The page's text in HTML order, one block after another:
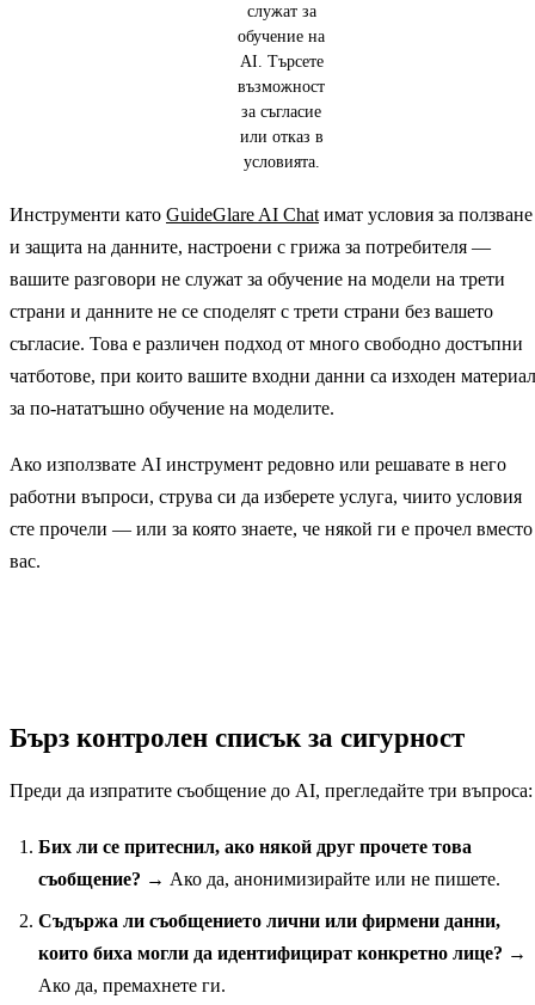
служат за
обучение на
AI. Търсете
възможност
за съгласие
или отказ в
условията.
Инструменти като GuideGlare AI Chat имат условия за ползване
и защита на данните, настроени с грижа за потребителя —
вашите разговори не служат за обучение на модели на трети
страни и данните не се споделят с трети страни без вашето
съгласие. Това е различен подход от много свободно достъпни
чатботове, при които вашите входни данни са изходен материал
за по-нататъшно обучение на моделите.
Ако използвате AI инструмент редовно или решавате в него
работни въпроси, струва си да изберете услуга, чиито условия
сте прочели — или за която знаете, че някой ги е прочел вместо
вас.
Бърз контролен списък за сигурност
Преди да изпратите съобщение до AI, прегледайте три въпроса:
Бих ли се притеснил, ако някой друг прочете това
съобщение? → Ако да, анонимизирайте или не пишете.
Съдържа ли съобщението лични или фирмени данни,
които биха могли да идентифицират конкретно лице? →
Ако да, премахнете ги.